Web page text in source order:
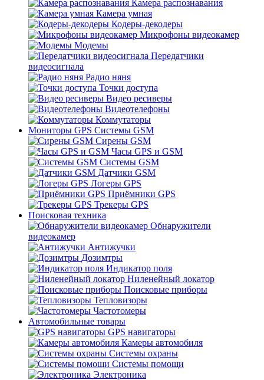
Камера распознавания
Камера умная
Кодеры-декодеры
Микрофоны видеокамер
Модемы
Передатчики
видеосигнала
Радио няня
Точки доступа
Видео ресиверы
Видеотелефоны
Коммутаторы
Мониторы GPS Системы GSM
Сирены GSM
Часы GPS и GSM
Системы GSM
Датчики GSM
Логеры GPS
Приёмники GPS
Трекеры GPS
Поисковая техника
Обнаружители
видеокамер
Антижучки
Дозимтры
Индикатор поля
Ниленейный локатор
Поисковые приборы
Тепловизоры
Частотомеры
Автомобильные товары
GPS навигаторы
Камеры автомобиля
Системы охраны
Системы помощи
Электроника